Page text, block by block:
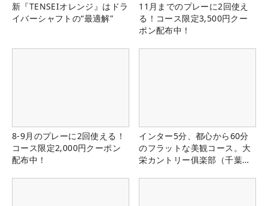
新『TENSEIオレンジ』はドラ
イバーシャフトの“最適解”
11月までのプレーに2回使え
る！コース限定3,500円クー
ポン配布中！
8-9月のプレーに2回使える！
コース限定2,000円クーポン
配布中！
インター5分、都心から60分
のフラットな美観コース。大
栄カントリー俱楽部（千葉